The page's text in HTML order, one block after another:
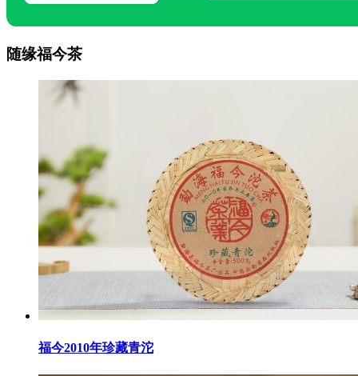
随缘福今茶
福今2010年珍藏青沱